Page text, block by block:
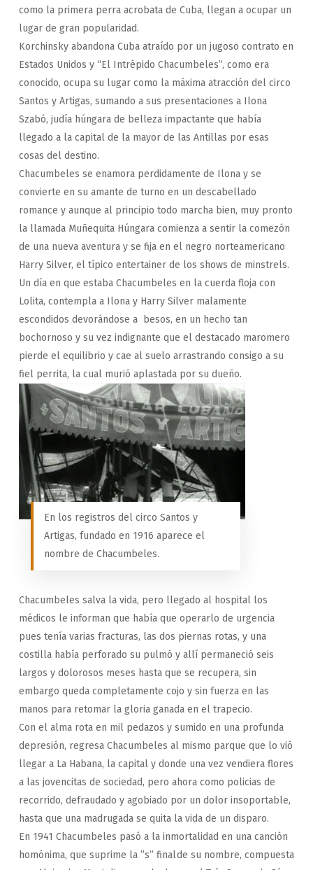
como la primera perra acrobata de Cuba, llegan a ocupar un
lugar de gran popularidad.
Korchinsky abandona Cuba atraído por un jugoso contrato en
Estados Unidos y “El Intrépido Chacumbeles”, como era
conocido, ocupa su lugar como la máxima atracción del circo
Santos y Artigas, sumando a sus presentaciones a Ilona
Szabó, judía húngara de belleza impactante que había
llegado a la capital de la mayor de las Antillas por esas
cosas del destino.
Chacumbeles se enamora perdidamente de Ilona y se
convierte en su amante de turno en un descabellado
romance y aunque al principio todo marcha bien, muy pronto
la llamada Muñequita Húngara comienza a sentir la comezón
de una nueva aventura y se fija en el negro norteamericano
Harry Silver, el típico entertainer de los shows de minstrels.
Un día en que estaba Chacumbeles en la cuerda floja con
Lolita, contempla a Ilona y Harry Silver malamente
escondidos devorándose a besos, en un hecho tan
bochornoso y su vez indignante que el destacado maromero
pierde el equilibrio y cae al suelo arrastrando consigo a su
fiel perrita, la cual murió aplastada por su dueño.
En los registros del circo Santos y
Artigas, fundado en 1916 aparece el
nombre de Chacumbeles.
Chacumbeles salva la vida, pero llegado al hospital los
médicos le informan que había que operarlo de urgencia
pues tenía varias fracturas, las dos piernas rotas, y una
costilla había perforado su pulmó y allí permaneció seis
largos y dolorosos meses hasta que se recupera, sin
embargo queda completamente cojo y sin fuerza en las
manos para retomar la gloria ganada en el trapecio.
Con el alma rota en mil pedazos y sumido en una profunda
depresión, regresa Chacumbeles al mismo parque que lo vió
llegar a La Habana, la capital y donde una vez vendiera flores
a las jovencitas de sociedad, pero ahora como policias de
recorrido, defraudado y agobiado por un dolor insoportable,
hasta que una madrugada se quita la vida de un disparo.
En 1941 Chacumbeles pasó a la inmortalidad en una canción
homónima, que suprime la ”s” finalde su nombre, compuesta